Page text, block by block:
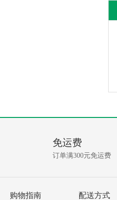
我要提问
免运费
订单满300元免运费
购物指南 配送方式